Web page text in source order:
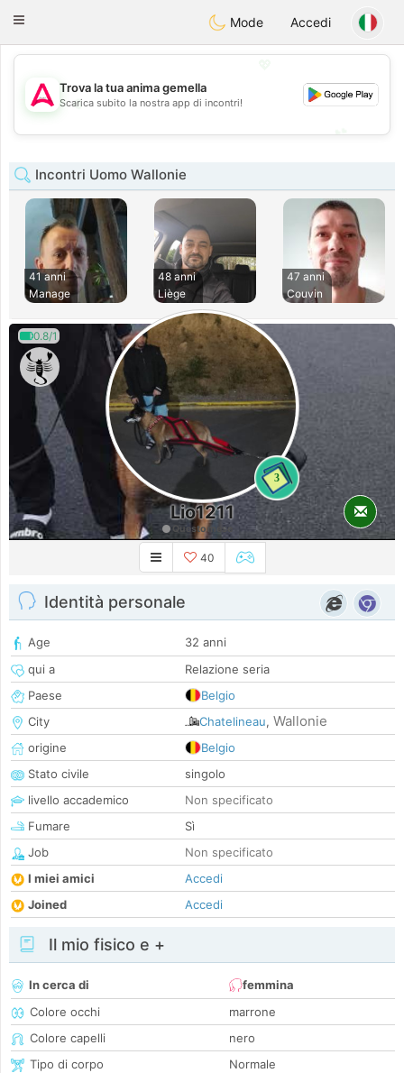
Tantôt
Toggle
Mode Accedi
💖
💕
Trova la tua anima gemella
Scarica subito la nostra app di incontri!
Incontri Uomo Wallonie
41 anni
Manage
48 anni
Liège
47 anni
Couvin
0.8/1
3
Lio1211
Questo mese
40
Identità personale
Age
32 anni
qui a
Relazione seria
Paese
Belgio
City
Chatelineau, Wallonie
origine
Belgio
Stato civile
singolo
livello accademico
Non specificato
Fumare
Sì
Job
Non specificato
I miei amici
Accedi
Joined
Accedi
Il mio fisico e +
In cerca di
femmina
Colore occhi
marrone
Colore capelli
nero
Tipo di corpo
Normale